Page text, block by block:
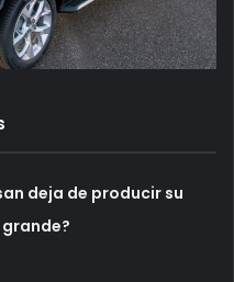
deja de producir su